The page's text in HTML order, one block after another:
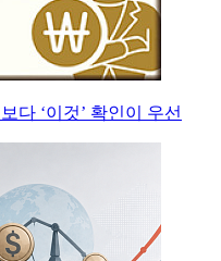
다 ‘이것’ 확인이 우선